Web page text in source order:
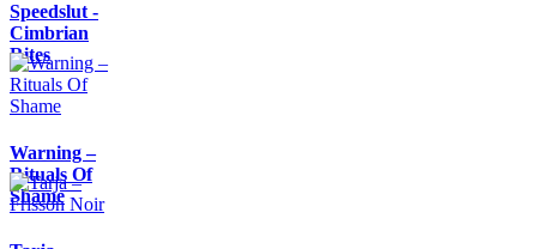
Speedslut -
Cimbrian
Rites
Warning –
Rituals Of
Shame